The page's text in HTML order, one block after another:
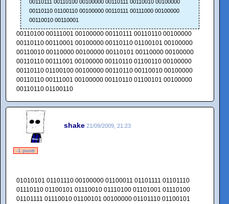
00110111 00110100 00100000 00110111 00110010 00100000
00110110 01100110 00100000 00110111 00111000 00100000
00110010 00110001
00110100 00111001 00100000 00110111 00110110 00100000
00110110 00110001 00100000 00110110 01100101 00100000
00110010 00110000 00100000 00110101 00110000 00100000
00110110 00111001 00100000 00110110 01100110 00100000
00110110 01100100 00100000 00110110 00110010 00100000
00110110 00111001 00100000 00110110 01100101 00100000
00110110 01100110
shake 21/09/2009, 21:23
-1 punti
01010101 01101110 00100000 01100011 01101111 01101110
01110110 01100101 01110010 01110100 01101001 01110100
01101111 01110010 01100101 00100000 01101110 01100101